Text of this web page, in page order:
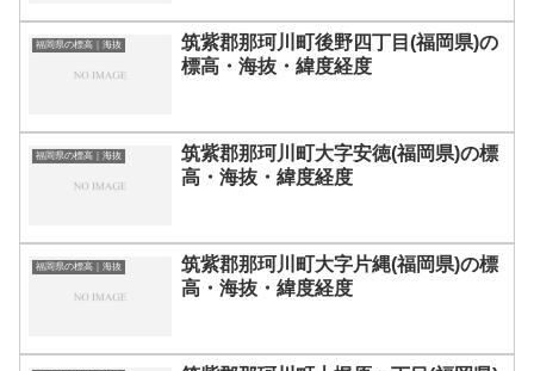
福岡県の標高｜海抜
筑紫郡那珂川町後野四丁目(福岡県)の
標高・海抜・緯度経度
福岡県の標高｜海抜
筑紫郡那珂川町大字安徳(福岡県)の標
高・海抜・緯度経度
福岡県の標高｜海抜
筑紫郡那珂川町大字片縄(福岡県)の標
高・海抜・緯度経度